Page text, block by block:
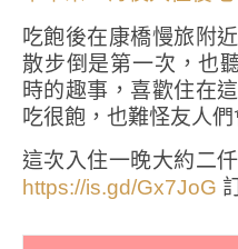
吃飽後在康橋慢旅附
散步倒是第一次，也
時的趣事，喜歡住在
吃很飽，也難怪友人
這次入住一晚大約二
https://is.gd/Gx7JoG